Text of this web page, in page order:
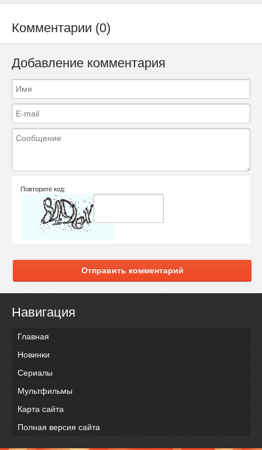
Комментарии (0)
Добавление комментария
Повторите код:
Отправить комментарий
Навигация
Главная
Новинки
Сериалы
Мультфильмы
Карта сайта
Полная версия сайта